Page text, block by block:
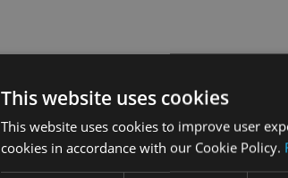
This website uses cookies
This website uses cookies to improve user
cookies in accordance with our Cookie Policy.